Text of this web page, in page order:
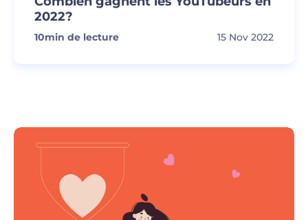
2022?
10min de lecture 15 Nov 2022